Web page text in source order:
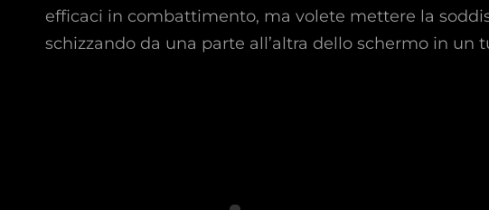
efficaci in combattimento, ma volete mettere la
schizzando da una parte all’altra dello schermo in un